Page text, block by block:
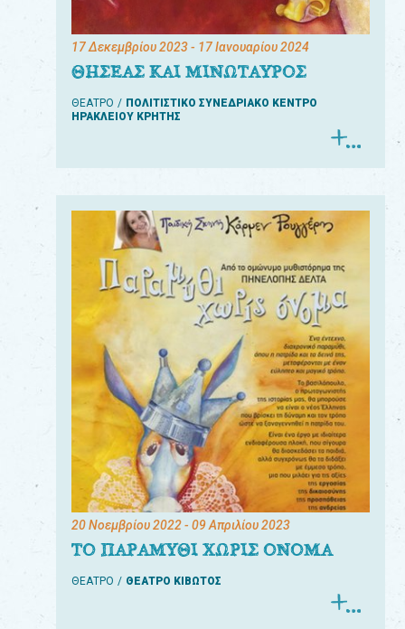
17 Δεκεμβρίου 2023- 17 Ιανουαρίου 2024
ΘΗΣΕΑΣ ΚΑΙ ΜΙΝΩΤΑΥΡΟΣ
ΘΕΑΤΡΟ
ΠΟΛΙΤΙΣΤΙΚΟ ΣΥΝΕΔΡΙΑΚΟ ΚΕΝΤΡΟ
ΗΡΑΚΛΕΙΟΥ ΚΡΗΤΗΣ
20 Νοεμβρίου 2022- 09 Απριλίου 2023
ΤΟ ΠΑΡΑΜΥΘΙ ΧΩΡΙΣ ΟΝΟΜΑ
ΘΕΑΤΡΟ ΘΕΑΤΡΟ ΚΙΒΩΤΟΣ